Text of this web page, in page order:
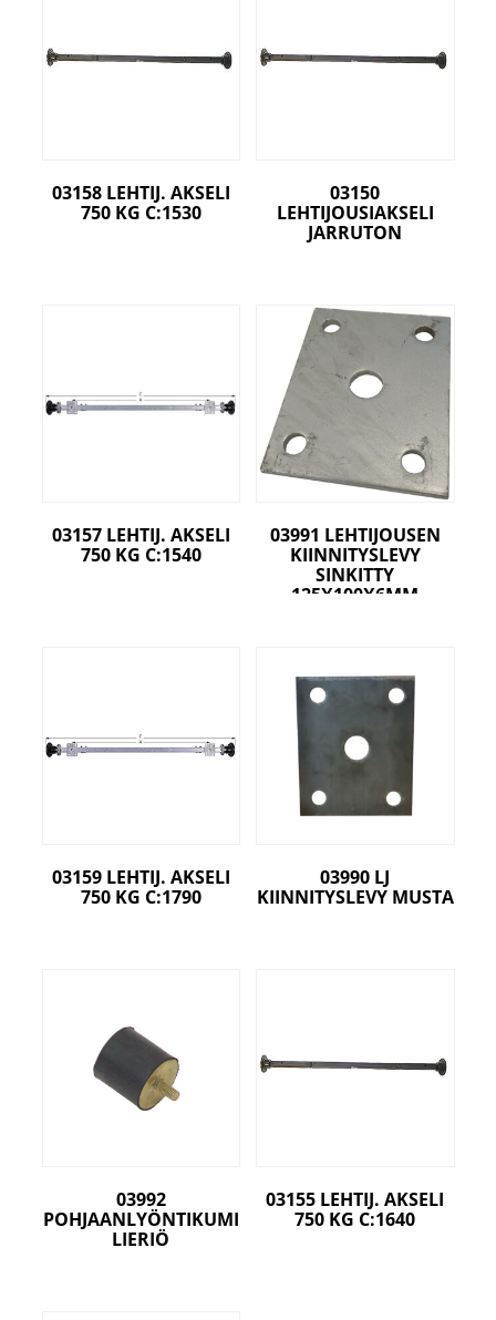
03158 LEHTIJ. AKSELI
750 KG C:1530
03150
LEHTIJOUSIAKSELI
JARRUTON
03157 LEHTIJ. AKSELI
750 KG C:1540
03991 LEHTIJOUSEN
KIINNITYSLEVY
SINKITTY
125X100X6MM
03159 LEHTIJ. AKSELI
750 KG C:1790
03990 LJ
KIINNITYSLEVY MUSTA
03992
POHJAANLYÖNTIKUMI
LIERIÖ
03155 LEHTIJ. AKSELI
750 KG C:1640